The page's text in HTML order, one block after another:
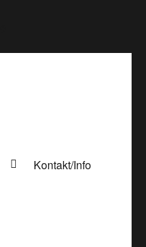
Kontakt/Info